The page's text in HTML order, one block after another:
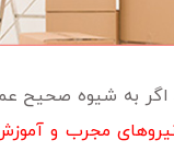
اگر به شیوه صحیح
مجرب و